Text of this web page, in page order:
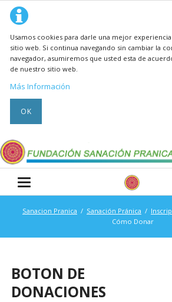
Usamos cookies para darle una mejor
sitio web. Si continua navegando sin cambiar la
navegador, asumiremos que usted esta de
de nuestro sitio web.
Más Información
OK
Sanacion Pranica Sanación Pránica
Cómo Donar
BOTON DE
DONACIONES